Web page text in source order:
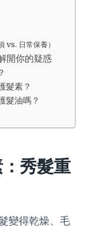
vs. 日常保養）
開你的疑惑
髮素？
髮油嗎？
秀髮重
變得乾燥、毛